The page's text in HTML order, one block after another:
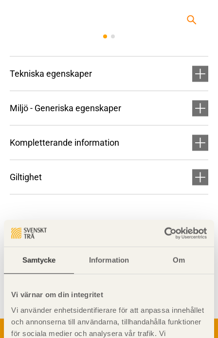
Samtycke Information Om
Vi värnar om din integritet
Vi använder enhetsidentifierare för att anpassa innehållet
och annonserna till användarna, tillhandahålla funktioner
för sociala medier och analysera vår trafik. Vi
Tekniska egenskaper
Miljö - Generiska egenskaper
Kompletterande information
Giltighet
Om trä